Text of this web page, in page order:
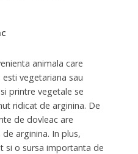
animala care
vegetariana sau
printre vegetale se
ridicat de arginina. De
de dovleac are
arginina. In plus,
si o sursa importanta de